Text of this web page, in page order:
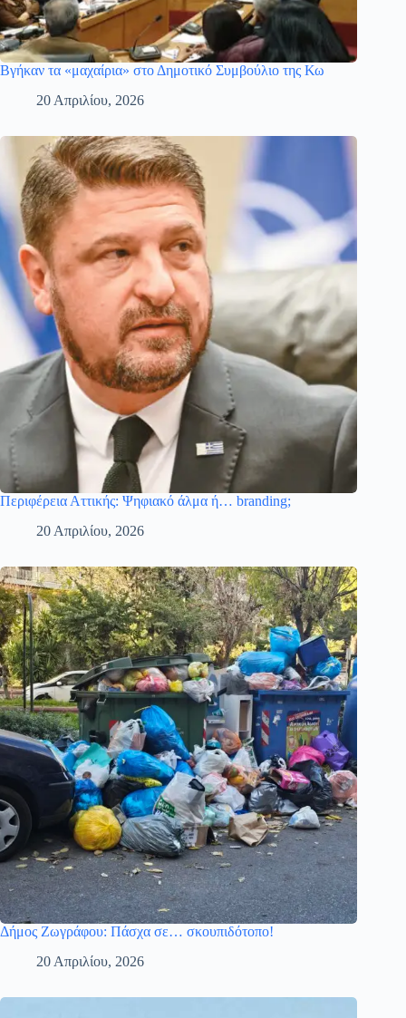
Βγήκαν τα «μαχαίρια» στο Δημοτικό Συμβούλιο της Κω
20 Απριλίου, 2026
Περιφέρεια Αττικής: Ψηφιακό άλμα ή… branding;
20 Απριλίου, 2026
Δήμος Ζωγράφου: Πάσχα σε… σκουπιδότοπο!
20 Απριλίου, 2026